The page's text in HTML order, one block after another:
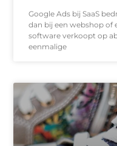
Google Ads bij SaaS
dan bij een webshop of
software verkoopt op
eenmalige